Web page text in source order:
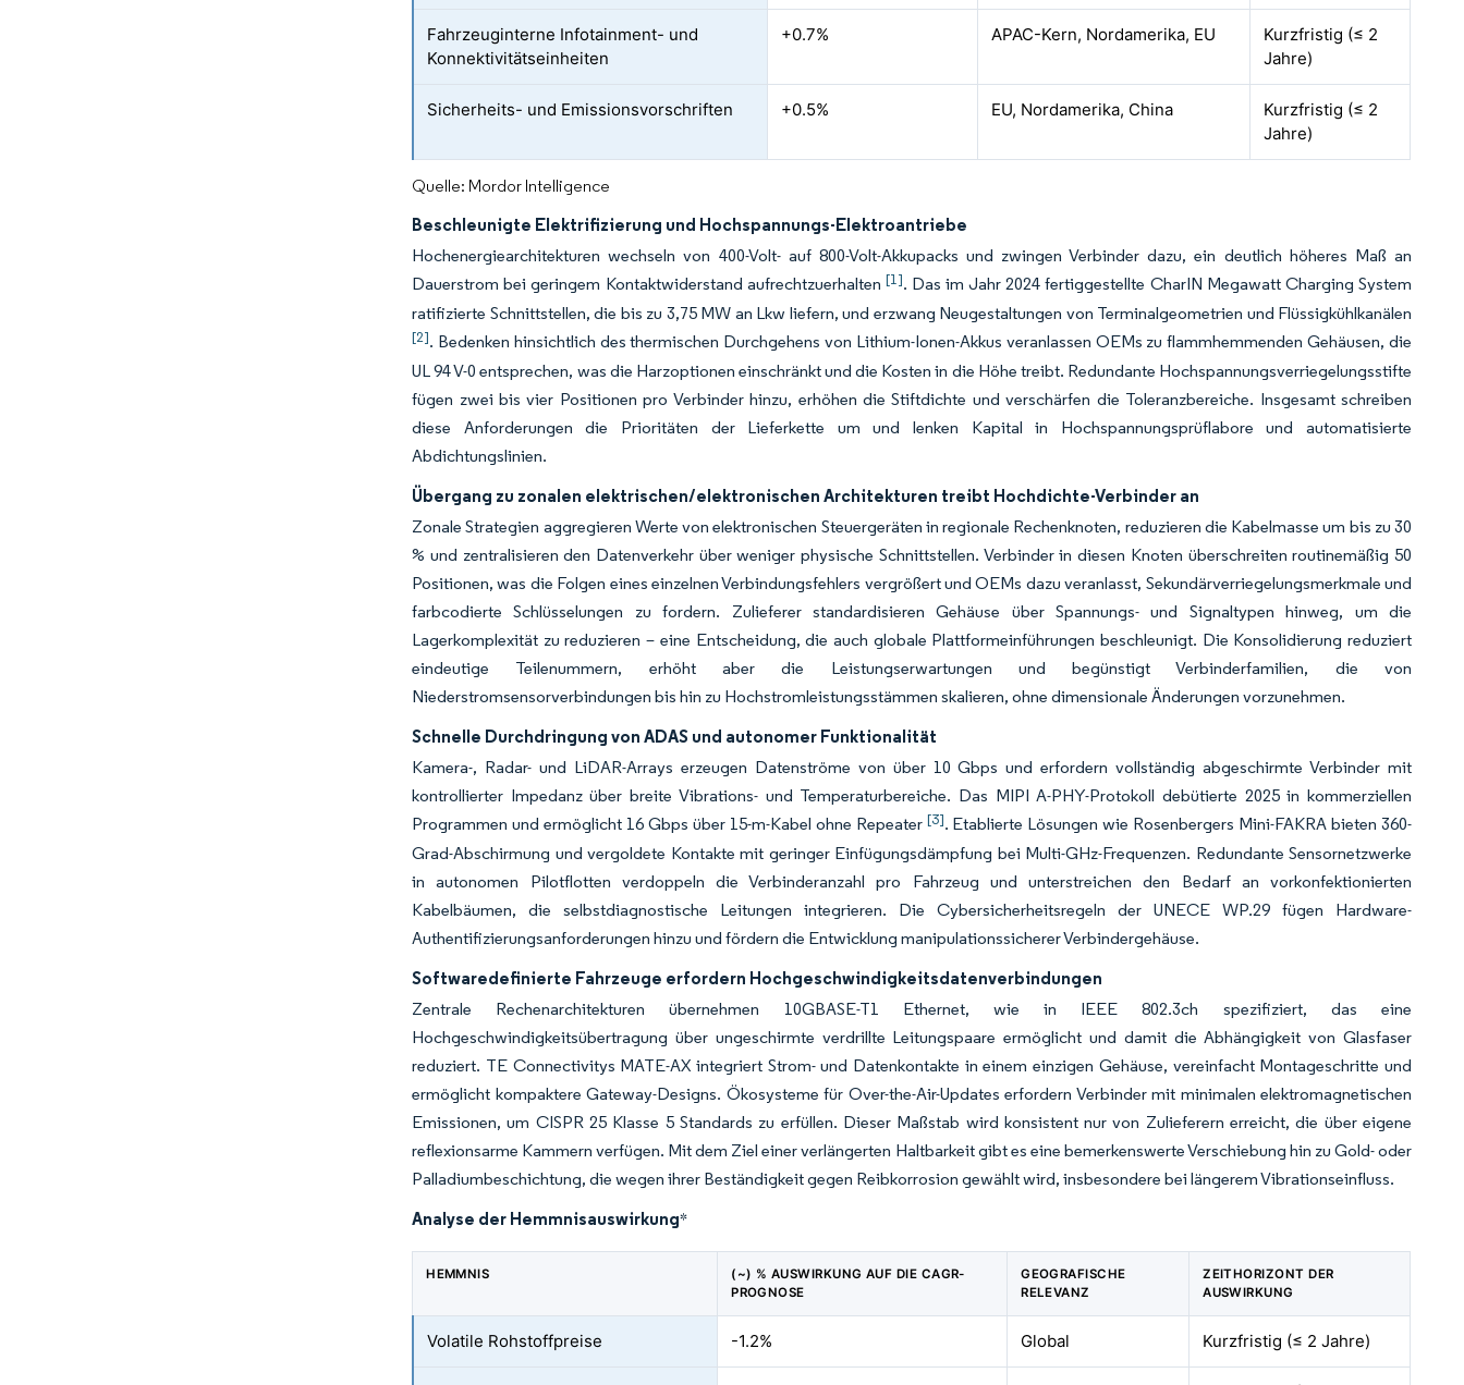
Fahrzeuginterne Infotainment- und
Konnektivitätseinheiten
+0.7% APAC-Kern, Nordamerika, EU
Kurzfristig (≤ 2
Jahre)
Sicherheits- und Emissionsvorschriften +0.5% EU, Nordamerika, China
Kurzfristig (≤ 2
Jahre)
Quelle: Mordor Intelligence
Beschleunigte Elektrifizierung und Hochspannungs-Elektroantriebe
Hochenergiearchitekturen wechseln von 400-Volt- auf 800-Volt-Akkupacks und zwingen Verbinder dazu, ein deutlich höheres Maß an
Dauerstrom bei geringem Kontaktwiderstand aufrechtzuerhalten [1]. Das im Jahr 2024 fertiggestellte CharIN Megawatt Charging System
ratifizierte Schnittstellen, die bis zu 3,75 MW an Lkw liefern, und erzwang Neugestaltungen von Terminalgeometrien und Flüssigkühlkanälen
[2]. Bedenken hinsichtlich des thermischen Durchgehens von Lithium-Ionen-Akkus veranlassen OEMs zu flammhemmenden Gehäusen, die
UL 94 V-0 entsprechen, was die Harzoptionen einschränkt und die Kosten in die Höhe treibt. Redundante Hochspannungsverriegelungsstifte
fügen zwei bis vier Positionen pro Verbinder hinzu, erhöhen die Stiftdichte und verschärfen die Toleranzbereiche. Insgesamt schreiben
diese Anforderungen die Prioritäten der Lieferkette um und lenken Kapital in Hochspannungsprüflabore und automatisierte
Abdichtungslinien.
Übergang zu zonalen elektrischen/elektronischen Architekturen treibt Hochdichte-Verbinder an
Zonale Strategien aggregieren Werte von elektronischen Steuergeräten in regionale Rechenknoten, reduzieren die Kabelmasse um bis zu 30
% und zentralisieren den Datenverkehr über weniger physische Schnittstellen. Verbinder in diesen Knoten überschreiten routinemäßig 50
Positionen, was die Folgen eines einzelnen Verbindungsfehlers vergrößert und OEMs dazu veranlasst, Sekundärverriegelungsmerkmale und
farbcodierte Schlüsselungen zu fordern. Zulieferer standardisieren Gehäuse über Spannungs- und Signaltypen hinweg, um die
Lagerkomplexität zu reduzieren – eine Entscheidung, die auch globale Plattformeinführungen beschleunigt. Die Konsolidierung reduziert
eindeutige Teilenummern, erhöht aber die Leistungserwartungen und begünstigt Verbinderfamilien, die von
Niederstromsensorverbindungen bis hin zu Hochstromleistungsstämmen skalieren, ohne dimensionale Änderungen vorzunehmen.
Schnelle Durchdringung von ADAS und autonomer Funktionalität
Kamera-, Radar- und LiDAR-Arrays erzeugen Datenströme von über 10 Gbps und erfordern vollständig abgeschirmte Verbinder mit
kontrollierter Impedanz über breite Vibrations- und Temperaturbereiche. Das MIPI A-PHY-Protokoll debütierte 2025 in kommerziellen
Programmen und ermöglicht 16 Gbps über 15-m-Kabel ohne Repeater [3]. Etablierte Lösungen wie Rosenbergers Mini-FAKRA bieten 360-
Grad-Abschirmung und vergoldete Kontakte mit geringer Einfügungsdämpfung bei Multi-GHz-Frequenzen. Redundante Sensornetzwerke
in autonomen Pilotflotten verdoppeln die Verbinderanzahl pro Fahrzeug und unterstreichen den Bedarf an vorkonfektionierten
Kabelbäumen, die selbstdiagnostische Leitungen integrieren. Die Cybersicherheitsregeln der UNECE WP.29 fügen Hardware-
Authentifizierungsanforderungen hinzu und fördern die Entwicklung manipulationssicherer Verbindergehäuse.
Softwaredefinierte Fahrzeuge erfordern Hochgeschwindigkeitsdatenverbindungen
Zentrale Rechenarchitekturen übernehmen 10GBASE-T1 Ethernet, wie in IEEE 802.3ch spezifiziert, das eine
Hochgeschwindigkeitsübertragung über ungeschirmte verdrillte Leitungspaare ermöglicht und damit die Abhängigkeit von Glasfaser
reduziert. TE Connectivitys MATE-AX integriert Strom- und Datenkontakte in einem einzigen Gehäuse, vereinfacht Montageschritte und
ermöglicht kompaktere Gateway-Designs. Ökosysteme für Over-the-Air-Updates erfordern Verbinder mit minimalen elektromagnetischen
Emissionen, um CISPR 25 Klasse 5 Standards zu erfüllen. Dieser Maßstab wird konsistent nur von Zulieferern erreicht, die über eigene
reflexionsarme Kammern verfügen. Mit dem Ziel einer verlängerten Haltbarkeit gibt es eine bemerkenswerte Verschiebung hin zu Gold- oder
Palladiumbeschichtung, die wegen ihrer Beständigkeit gegen Reibkorrosion gewählt wird, insbesondere bei längerem Vibrationseinfluss.
Analyse der Hemmnisauswirkung*
HEMMNIS
(~) % AUSWIRKUNG AUF DIE CAGR-
PROGNOSE
GEOGRAFISCHE
RELEVANZ
ZEITHORIZONT DER
AUSWIRKUNG
Volatile Rohstoffpreise -1.2% Global Kurzfristig (≤ 2 Jahre)